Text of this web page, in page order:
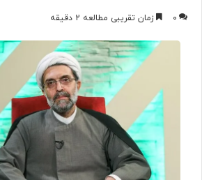
0 زمان تقریبی مطالعه 2 دقیقه